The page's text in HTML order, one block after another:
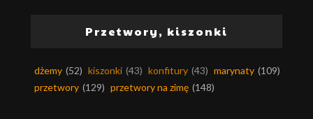
Przetwory, kiszonki
dżemy (52) kiszonki (43) konfitury (43) marynaty (109)
przetwory (129) przetwory na zimę (148)